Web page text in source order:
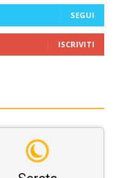
SEGUI
ISCRIVITI